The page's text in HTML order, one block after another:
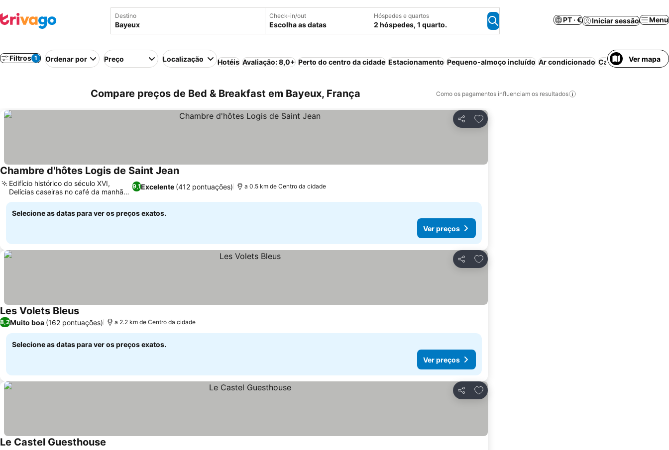
Destino Check-in/out
Escolha as datas
Hóspedes e quartos
2 hóspedes, 1 quarto.
PT · € Iniciar sessão Menu
Filtros 1 Ordenar por Preço Localização Hotéis Avaliação: 8,0+ Perto do centro da cidade Estacionamento Pequeno-almoço incluído Ar condicionado Cancelamento
Ver mapa
Compare preços de Bed & Breakfast em Bayeux, França Como os pagamentos influenciam os resultados
Partilhar
Adicionar aos favoritos
Chambre d'hôtes Logis de Saint Jean
9,1Excelente (412 pontuações)
Edifício histórico do século XVI,
Delícias caseiras no café da manhã
francês
a 0.5 km de Centro da cidade
Selecione as datas para ver os preços exatos.
Ver preços
Partilhar
Adicionar aos favoritos
Les Volets Bleus
8,2Muito boa (162 pontuações) a 2.2 km de Centro da cidade
Selecione as datas para ver os preços exatos.
Ver preços
Partilhar
Adicionar aos favoritos
Le Castel Guesthouse